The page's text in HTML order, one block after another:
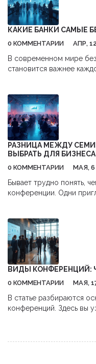
Разобраны полезные
получение кредита.
КАКИЕ БАНКИ САМЫЕ
0 КОММЕНТАРИИ АПР,
В современном мире
становится важнее
Рассмотрим, на что
самого безопасного
заслуженно считаются
на безопасность
РАЗНИЦА МЕЖДУ
ВЫБРАТЬ ДЛЯ БИЗНЕСА
0 КОММЕНТАРИИ МАЯ, 6
Бывает трудно понять,
конференции. Одни
—общения и новых
и даём советы по
задачи.
ВИДЫ КОНФЕРЕНЦИЙ:
0 КОММЕНТАРИИ МАЯ,
В статье разбираются
конференций. Здесь вы